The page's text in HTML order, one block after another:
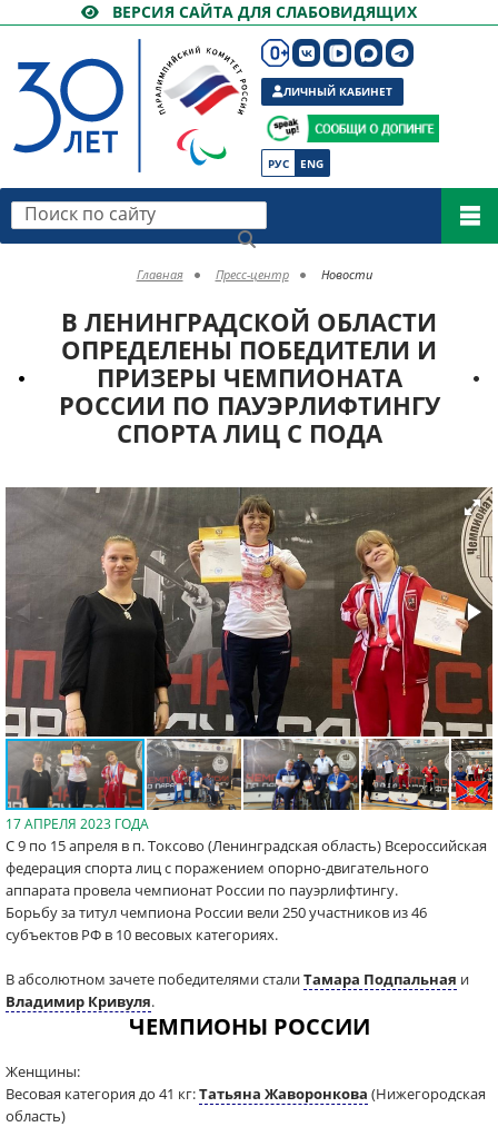
ВЕРСИЯ САЙТА ДЛЯ СЛАБОВИДЯЩИХ
РУС ENG
ЛИЧНЫЙ КАБИНЕТ
Поиск по сайту
Главная Пресс-центр Новости
В ЛЕНИНГРАДСКОЙ ОБЛАСТИ
ОПРЕДЕЛЕНЫ ПОБЕДИТЕЛИ И
ПРИЗЕРЫ ЧЕМПИОНАТА
РОССИИ ПО ПАУЭРЛИФТИНГУ
СПОРТА ЛИЦ С ПОДА
17 АПРЕЛЯ 2023 ГОДА
С 9 по 15 апреля в п. Токсово (Ленинградская область) Всероссийская
федерация спорта лиц с поражением опорно-двигательного
аппарата провела чемпионат России по пауэрлифтингу.
Борьбу за титул чемпиона России вели 250 участников из 46
субъектов РФ в 10 весовых категориях.
В абсолютном зачете победителями сталиТамара Подпальная и
Владимир Кривуля.
ЧЕМПИОНЫ РОССИИ
Женщины:
Весовая категория до 41 кг:Татьяна Жаворонкова (Нижегородская
область)